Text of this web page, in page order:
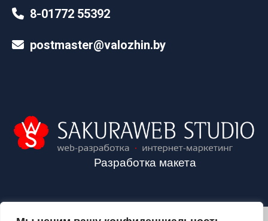
8-01772 55392
postmaster@valozhin.by
Разработка макета